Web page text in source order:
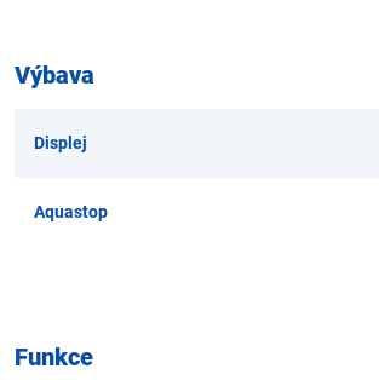
Výbava
Displej
Aquastop
Funkce